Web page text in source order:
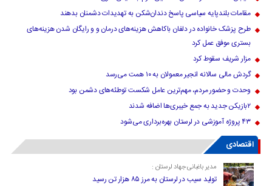
مقامات بلندپایه سیاسی پاسخ دندان‌شکن به تهدیدات دشمنان بدهند
طرح پزشک خانواده در دلفان باکاهش هزینه‌های درمان و و رایگان شدن هزینه‌های
بستری موفق عمل کرد
مزار شریف سقوط کرد
گردش مالی سالانه انجیر معمولان به ۱۰ همت می‌رسد
وحدت و حضور مردم، مهم‌ترین عامل شکست توطئه‌های دشمن بود
۲بازیکن جدید به جمع خیبری‌ها اضافه شدند
۴۳ پروژه آموزشی در لرستان بهره‌برداری می‌شود
اقتصادی
مدیر باغبانی جهاد لرستان :
تولید سیب در لرستان به مرز ۸۵ هزار تن رسید